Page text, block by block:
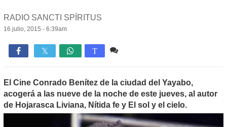
RADIO SANCTI SPÍRITUS
16 julio, 2015 - 6:39am
 T
El Cine Conrado Benítez de la ciudad del Yayabo,
acogerá a las nueve de la noche de este jueves, al autor
de Hojarasca Liviana, Nítida fe y El sol y el cielo.